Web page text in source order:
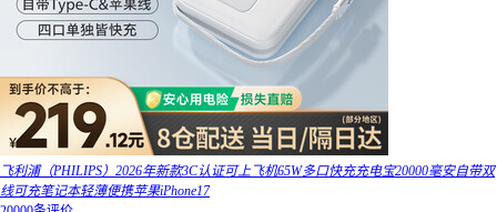
飞利浦（PHILIPS）2026年新款3C认证可上飞机65W多口快充充电宝20000毫安自带双
线可充笔记本轻薄便携苹果iPhone17